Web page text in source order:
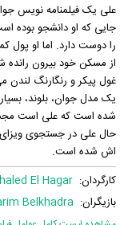
علی یک فیلمنامه نویس
جایی که او دانشجو بوده
را دوست دارد. اما او پول
از مسکن خود بیرون رانده
غول پیکر و رنگارنگ لندن
یک مدل جوان، بلوند،
شده است که علی است
حال علی در جستجوی
اش شده است.
کارگردان: El Hagar
بازیگران: Belkhadra